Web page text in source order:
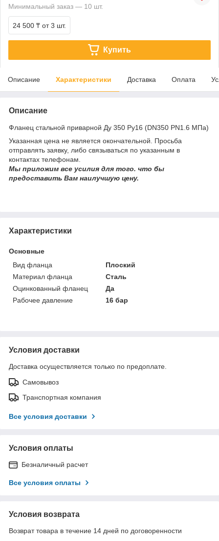
Минимальный заказ — 10 шт.
24 500 ₸ от 3 шт.
Купить
Описание Характеристики Доставка Оплата
Описание
Фланец стальной приварной Ду 350 Ру16 (DN350 PN1.6 МПа)
Указанная цена не является окончательной. Просьба
отправлять заявку, либо связываться по указанным в
контактах телефонам.
Мы приложим все усилия для того. что бы
предоставить Вам наилучшую цену.
Характеристики
Основные
Вид фланца
Плоский
Материал фланца
Сталь
Оцинкованный фланец
Да
Рабочее давление
16 бар
Условия доставки
Доставка осуществляется только по предоплате.
Самовывоз
Транспортная компания
Все условия доставки
Условия оплаты
Безналичный расчет
Все условия оплаты
Условия возврата
Возврат товара в течение 14 дней по договоренности